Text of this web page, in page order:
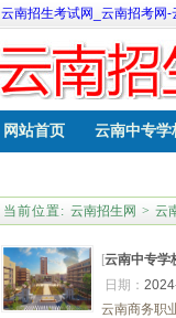
云南招生考试网_云南招考网-
网站首页 云南中专学
当前位置: 云南招生网 > 云
[云南中专学
日期：
云南商务职